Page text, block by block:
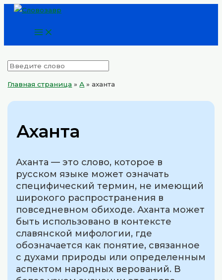
Перейти
содержимому
Main
Menu
Главная страница »А »аханта
Аханта
Аханта — это слово, которое в
русском языке может означать
специфический термин, не имеющий
широкого распространения в
повседневном обиходе. Аханта может
быть использовано в контексте
славянской мифологии, где
обозначается как понятие, связанное
с духами природы или определенным
аспектом народных верований. В